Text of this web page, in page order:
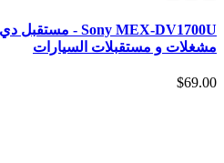
مشغلات و مستقبلات السيارات
$69.00